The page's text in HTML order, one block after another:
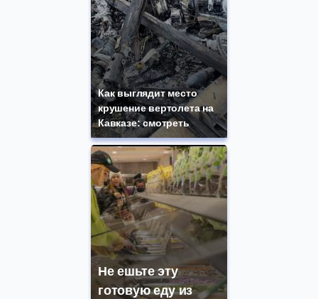
Как выглядит место
крушение вертолета на
Кавказе: смотреть
Не ешьте эту
готовую еду из